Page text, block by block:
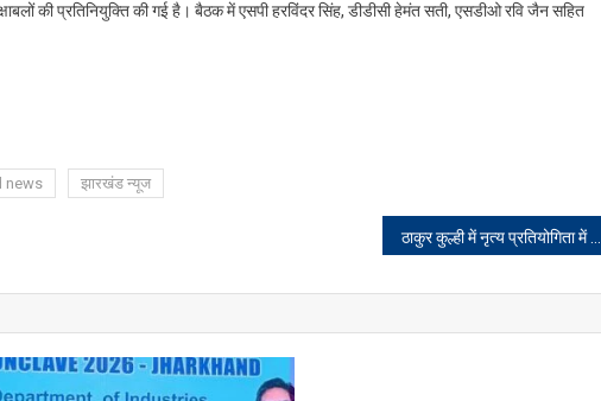
की प्रतिनियुक्ति की गई है। बैठक में एसपी हरविंदर सिंह, डीडीसी हेमंत सती, एसडीओ रवि जैन सहित
news झारखंड न्यूज
ठाकुर कुल्ही में नृत्य प्रतियोगिता में बच्चों के साथ दर्शक भी झूमे